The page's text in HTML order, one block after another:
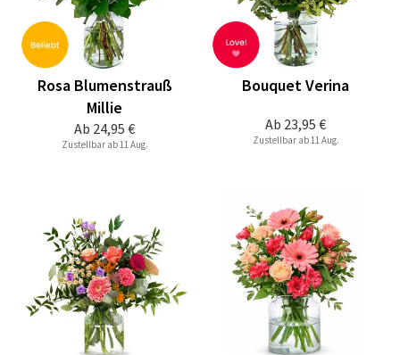
Ab 24,95 €
Rosa Blumenstrauß
Millie
Zustellbar ab 11 Aug.
Ab 23,95 €
Bouquet Verina
Zustellbar ab 11 Aug.